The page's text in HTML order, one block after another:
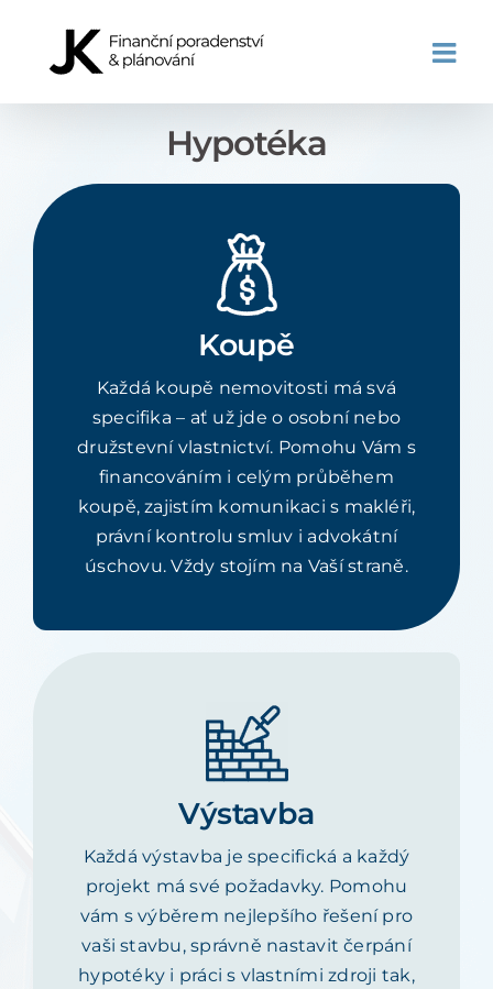
obsah
Hypotéka
Koupě
Každá koupě nemovitosti má svá
specifika – ať už jde o osobní nebo
družstevní vlastnictví. Pomohu Vám s
financováním i celým průběhem
koupě, zajistím komunikaci s makléři,
právní kontrolu smluv i advokátní
úschovu. Vždy stojím na Vaší straně.
Výstavba
Každá výstavba je specifická a každý
projekt má své požadavky. Pomohu
vám s výběrem nejlepšího řešení pro
vaši stavbu, správně nastavit čerpání
hypotéky i práci s vlastními zdroji tak,